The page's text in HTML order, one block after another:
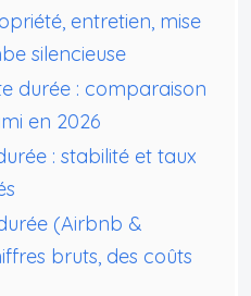
entretien, mise
silencieuse
durée : comparaison
en 2026
: stabilité et taux
(Airbnb &
bruts, des coûts